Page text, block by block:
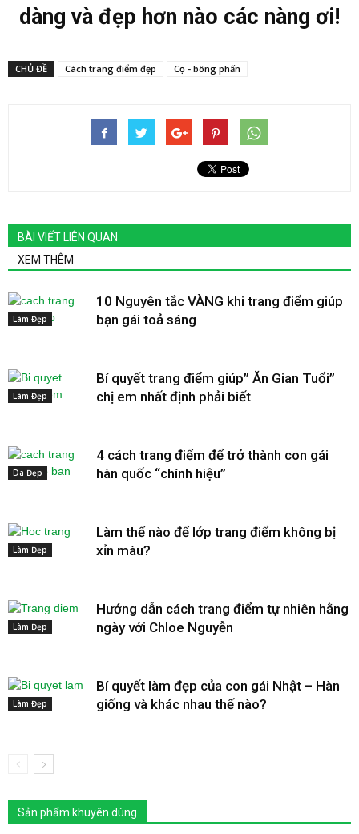
dàng và đẹp hơn nào các nàng ơi!
CHỦ ĐỀ Cách trang điểm đẹp Cọ - bông phấn
BÀI VIẾT LIÊN QUAN
XEM THÊM
Làm Đẹp
10 Nguyên tắc VÀNG khi trang điểm giúp
bạn gái toả sáng
Làm Đẹp
Bí quyết trang điểm giúp” Ăn Gian Tuổi”
chị em nhất định phải biết
Da Đẹp
4 cách trang điểm để trở thành con gái
hàn quốc “chính hiệu”
Làm Đẹp
Làm thế nào để lớp trang điểm không bị
xỉn màu?
Làm Đẹp
Hướng dẫn cách trang điểm tự nhiên hằng
ngày với Chloe Nguyễn
Làm Đẹp
Bí quyết làm đẹp của con gái Nhật – Hàn
giống và khác nhau thế nào?
Sản phẩm khuyên dùng